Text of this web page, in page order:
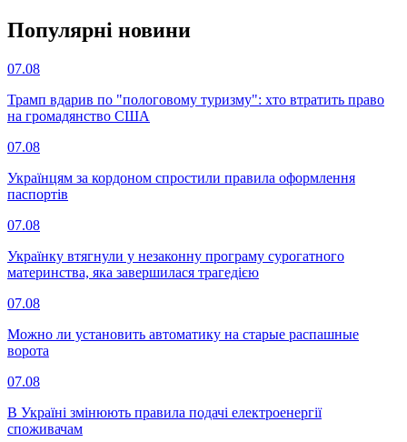
Популярнi новини
07.08
Трамп вдарив по "пологовому туризму": хто втратить право
на громадянство США
07.08
Українцям за кордоном спростили правила оформлення
паспортів
07.08
Українку втягнули у незаконну програму сурогатного
материнства, яка завершилася трагедією
07.08
Можно ли установить автоматику на старые распашные
ворота
07.08
В Україні змінюють правила подачі електроенергії
споживачам